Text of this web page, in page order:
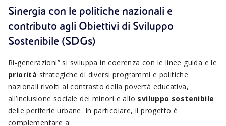
Sinergia con le politiche nazionali e
contributo agli Obiettivi di Sviluppo
Sostenibile (SDGs)
Ri-generazioni” si sviluppa in coerenza con le linee guida e le
priorità strategiche di diversi programmi e politiche
nazionali rivolti al contrasto della povertà educativa,
all’inclusione sociale dei minori e allo sviluppo sostenibile
delle periferie urbane. In particolare, il progetto è
complementare a: